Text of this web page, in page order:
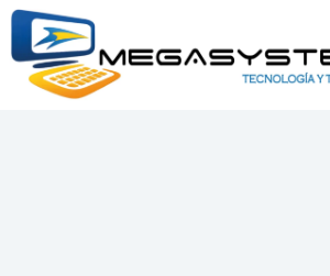
Saltar
contenido